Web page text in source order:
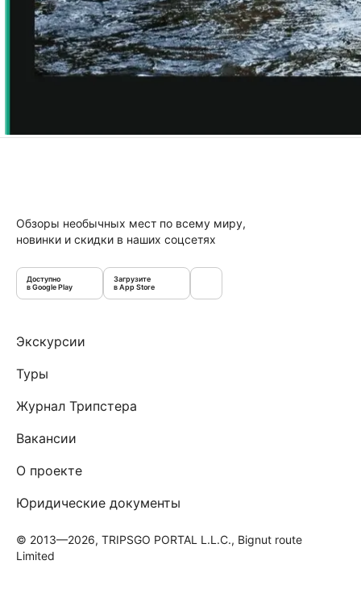
Обзоры необычных мест по всему миру,
новинки и скидки в наших соцсетях
Доступно
в Google Play
Загрузите
в App Store
Экскурсии
Туры
Журнал Трипстера
Вакансии
О проекте
Юридические документы
© 2013—2026, TRIPSGO PORTAL L.L.C., Bignut route
Limited